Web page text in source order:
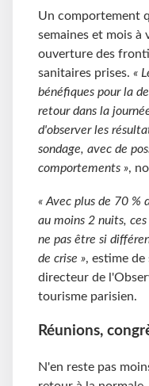
Un comportement
semaines et mois à
ouverture des
sanitaires prises. «
bénéfiques pour la
retour dans la
d'observer les
sondage, avec de
comportements »,
« Avec plus de 70 %
au moins 2 nuits,
ne pas être si
de crise », estime de
directeur de
tourisme parisien.
Réunions,
N'en reste pas